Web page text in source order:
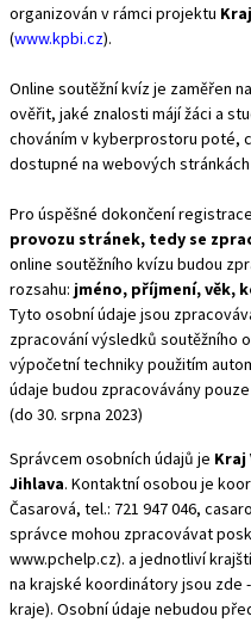
organizován v rámci projektu
(www.kpbi.cz).
Online soutěžní kvíz je zaměřen
ověřit, jaké znalosti májí žáci a
chováním v kyberprostoru poté,
dostupné na webových stránkách
Pro úspěšné dokončení
provozu stránek, tedy se
online soutěžního kvízu budou
rozsahu: jméno, příjmení, věk,
Tyto osobní údaje jsou
zpracování výsledků soutěžního
výpočetní techniky použitím
údaje budou zpracovávány
(do 30. srpna 2023)
Správcem osobních údajů je Kraj
Jihlava. Kontaktní osobou je
Časarová, tel.: 721 947 046,
správce mohou zpracovávat
www.pchelp.cz). a jednotliví
na krajské koordinátory jsou zde -
kraje). Osobní údaje nebudou